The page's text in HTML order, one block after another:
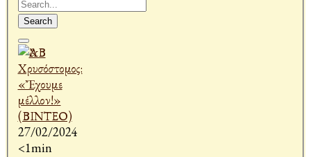
Search
27/02/2024
<1min